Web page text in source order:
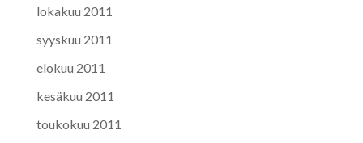
lokakuu 2011
syyskuu 2011
elokuu 2011
kesäkuu 2011
toukokuu 2011